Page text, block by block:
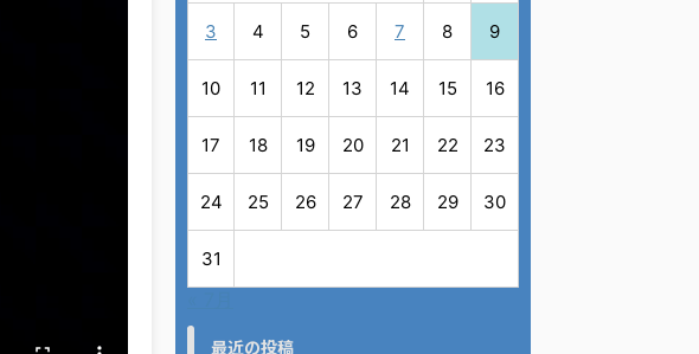
3 4 5 6 7 8 9
10 11 12 13 14 15 16
17 18 19 20 21 22 23
24 25 26 27 28 29 30
31
最近の投稿